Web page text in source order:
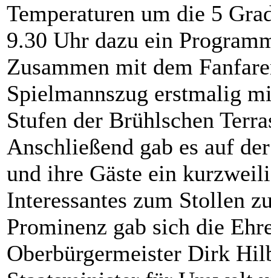
Temperaturen um die 5
9.30 Uhr dazu ein
Zusammen mit dem
Spielmannszug erstmalig
Stufen der Brühlschen
Anschließend gab es auf
und ihre Gäste ein
Interessantes zum Stollen
Prominenz gab sich die
Oberbürgermeister Dirk